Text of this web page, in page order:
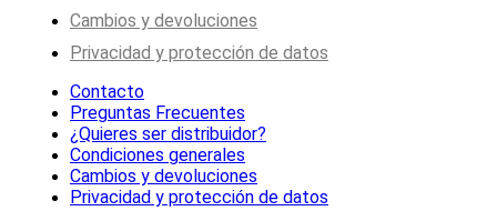
Cambios y devoluciones
Privacidad y protección de datos
Contacto
Preguntas Frecuentes
¿Quieres ser distribuidor?
Condiciones generales
Cambios y devoluciones
Privacidad y protección de datos